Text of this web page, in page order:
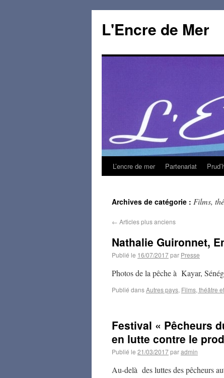
L'Encre de Mer
L’encre de mer Partenariat
Archives de catégorie : Films,
← Articles plus anciens
Nathalie Guironnet,
Publié le 16/07/2017par Presse
Photos de la pêche à Kayar,
Publié dansAutres pays, Films, théâtre
Festival « Pêcheurs
en lutte contre le
Publié le 21/03/2017paradmin
Au-delà des luttes des pêcheurs